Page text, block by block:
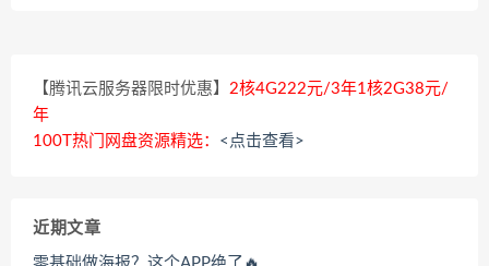
【腾讯云服务器限时优惠】 2核4G222元/3年1核2G38元/
年
100T热门网盘资源精选： <点击查看>
近期文章